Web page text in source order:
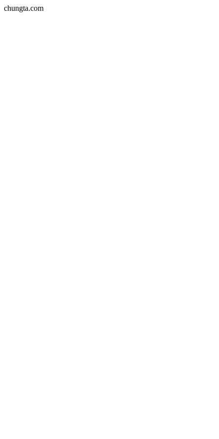
chungta.com